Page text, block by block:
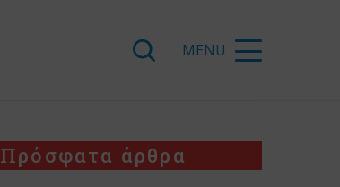
Πρόσφατα άρθρα